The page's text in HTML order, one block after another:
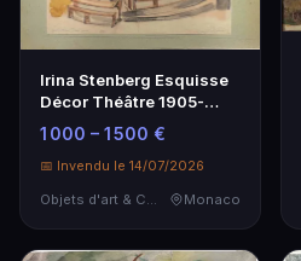
Irina Stenberg Esquisse
Décor Théâtre 1905-
1985
1 000 – 1 500 €
📅 Invendu le 14/07/2026
Monaco